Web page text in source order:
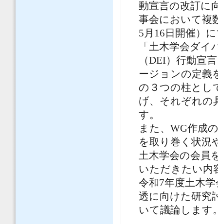
動宣言の改訂に
事会において複
5月16日開催）
「土木学会ダ
（DEI）行動宣
ージョンの定義
の３つの柱とし
げ、それぞれの
す。
また、WG作成
を取り巻く状況
土木学会の会員
いただきたい内
令和7年度土木
透に向けた研究
いて議論します